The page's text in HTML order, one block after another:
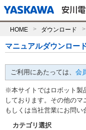
HOME ダウンロード
マニュアルダウンロー
ご利用にあたっては、 会
※本サイトではロボット製
しております。その他の
もしくは当社営業にお問い
カテゴリ選択